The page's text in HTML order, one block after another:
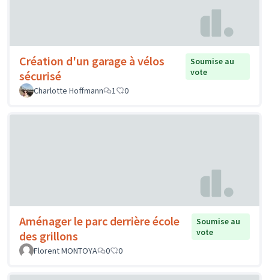
Création d'un garage à vélos
sécurisé
Soumise au
vote
Charlotte Hoffmann
1 0
Aménager le parc derrière école
des grillons
Soumise au
vote
Florent MONTOYA
0 0